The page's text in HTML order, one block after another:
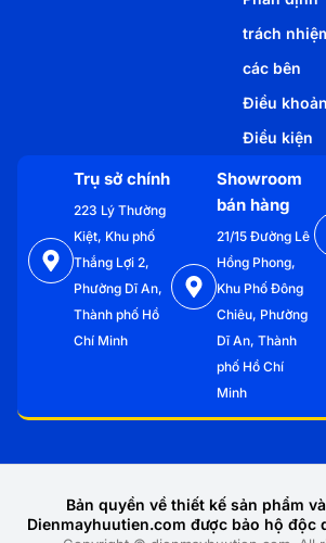
trách
các bên
Điều
Điều kiện
Trụ sở chính
223 Lý Thường
Kiệt, Khu phố
Thắng Lợi 2,
Phường Dĩ An,
Thành phố Hồ
Chí Minh
Showroom
bán hàng
21/15 Đường Lê
Hồng Phong,
Khu Phố Đông
Chiêu, Phường
Dĩ An, Thành
phố Hồ Chí
Minh
Bản quyền về thiết kế sản phẩm
Dienmayhuutien.com được bảo hộ độc